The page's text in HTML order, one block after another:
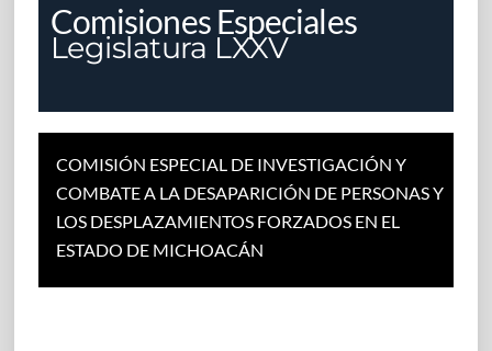
Comisiones Especiales
Legislatura LXXV
COMISIÓN ESPECIAL DE INVESTIGACIÓN Y
COMBATE A LA DESAPARICIÓN DE PERSONAS Y
LOS DESPLAZAMIENTOS FORZADOS EN EL
ESTADO DE MICHOACÁN